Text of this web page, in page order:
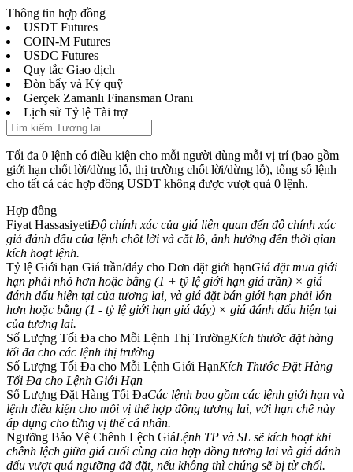
Hợp đồng tương lai
USDT Futures
Futures sử dụng USDT làm tài sản thế chấp
COIN-M Futures
Futures sử dụng token làm tài sản thế chấp
Thông tin hợp đồng
USDT Futures
COIN-M Futures
USDC Futures
Quy tắc Giao dịch
Đòn bẩy và Ký quỹ
Gerçek Zamanlı Finansman Oranı
Lịch sử Tỷ lệ Tài trợ
Tối đa 0 lệnh có điều kiện cho mỗi người dùng mỗi vị trí (bao gồm
giới hạn chốt lời/dừng lỗ, thị trường chốt lời/dừng lỗ), tổng số lệnh
cho tất cả các hợp đồng USDT không được vượt quá 0 lệnh.
Hợp đồng
Fiyat HassasiyetiĐộ chính xác của giá liên quan đến độ chính xác
giá đánh dấu của lệnh chốt lời và cắt lỗ, ảnh hưởng đến thời gian
kích hoạt lệnh.
Tỷ lệ Giới hạn Giá trần/đáy cho Đơn đặt giới hạnGiá đặt mua giới
hạn phải nhỏ hơn hoặc bằng (1 + tỷ lệ giới hạn giá trần) × giá
đánh dấu hiện tại của tương lai, và giá đặt bán giới hạn phải lớn
hơn hoặc bằng (1 - tỷ lệ giới hạn giá đáy) × giá đánh dấu hiện tại
của tương lai.
Số Lượng Tối Đa cho Mỗi Lệnh Thị TrườngKích thước đặt hàng
tối đa cho các lệnh thị trường
Số Lượng Tối Đa cho Mỗi Lệnh Giới HạnKích Thước Đặt Hàng
Tối Đa cho Lệnh Giới Hạn
Số Lượng Đặt Hàng Tối ĐaCác lệnh bao gồm các lệnh giới hạn và
lệnh điều kiện cho mỗi vị thế hợp đồng tương lai, với hạn chế này
áp dụng cho từng vị thế cá nhân.
Ngưỡng Bảo Vệ Chênh Lệch GiáLệnh TP và SL sẽ kích hoạt khi
chênh lệch giữa giá cuối cùng của hợp đồng tương lai và giá đánh
dấu vượt quá ngưỡng đã đặt, nếu không thì chúng sẽ bị từ chối.